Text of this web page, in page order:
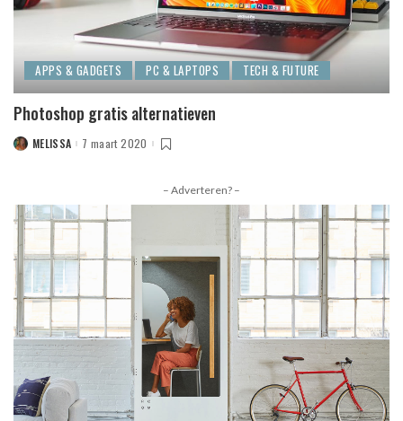
APPS & GADGETS PC & LAPTOPS TECH & FUTURE
Photoshop gratis alternatieven
POSTEDMELISSA 7 maart 2020
– Adverteren? –